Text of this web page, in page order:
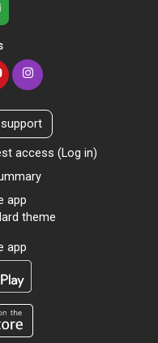
access (Log in)
app
theme
app